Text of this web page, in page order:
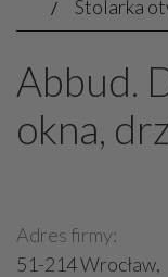
Stolarka
Abbud.
okna,
Adres firmy:
51-214 Wrocław,